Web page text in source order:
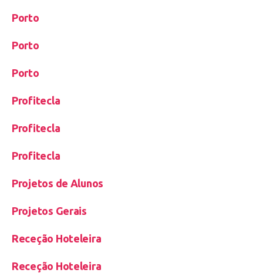
Porto
Porto
Porto
Profitecla
Profitecla
Profitecla
Projetos de Alunos
Projetos Gerais
Receção Hoteleira
Receção Hoteleira